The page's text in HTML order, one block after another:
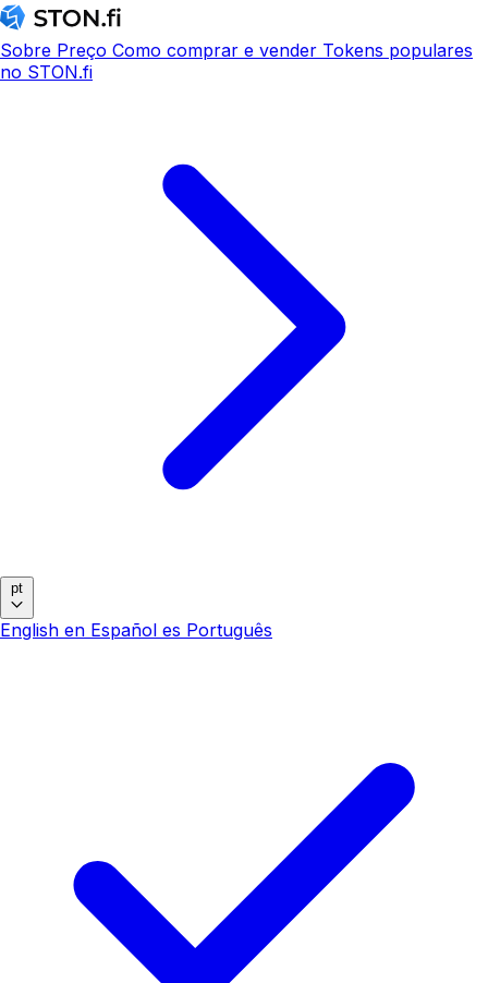
Sobre Preço Como comprar e vender Tokens populares
no STON.fi
pt
English en Español es Português